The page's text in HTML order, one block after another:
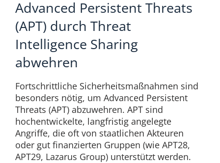
Advanced Persistent Threats
(APT) durch Threat
Intelligence Sharing
abwehren
Fortschrittliche Sicherheitsmaßnahmen sind
besonders nötig, um Advanced Persistent
Threats (APT) abzuwehren. APT sind
hochentwickelte, langfristig angelegte
Angriffe, die oft von staatlichen Akteuren
oder gut finanzierten Gruppen (wie APT28,
APT29, Lazarus Group) unterstützt werden.